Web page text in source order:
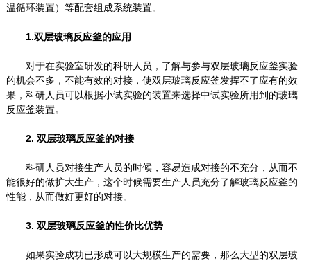
温循环装置）等配套组成系统装置。
1.双层玻璃反应釜的应用
对于在实验室研发的科研人员，了解与参与双层玻璃反应釜实验
的机会不多，不能有效的对接，使双层玻璃反应釜发挥不了应有的效
果，科研人员可以根据小试实验的装置来选择中试实验所用到的玻璃
反应釜装置。
2. 双层玻璃反应釜的对接
科研人员对接生产人员的时候，容易造成对接的不充分，从而不
能很好的做扩大生产，这个时候需要生产人员充分了解玻璃反应釜的
性能，从而做好更好的对接。
3. 双层玻璃反应釜的性价比优势
如果实验成功已形成可以大规模生产的需要，那么大型的双层玻